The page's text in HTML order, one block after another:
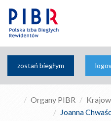
zostań biegłym
Organy PIBR
Joanna